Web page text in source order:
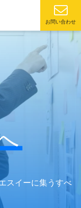
お問い合わせ
スイーに集うすべ